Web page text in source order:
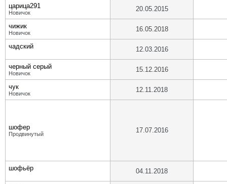
царица291
Новичок 20.05.2015
чижик
Новичок 16.05.2018
чадский 12.03.2016
черный серый
Новичок 15.12.2016
чук
Новичок 12.11.2018
шофер
Продвинутый 17.07.2016
шофьёр 04.11.2018